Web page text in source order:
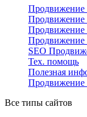
Продвижение
Продвижение
Продвижение
Продвижение
SEO
Тех. помощь
Полезная
Продвижение
Все типы сайтов